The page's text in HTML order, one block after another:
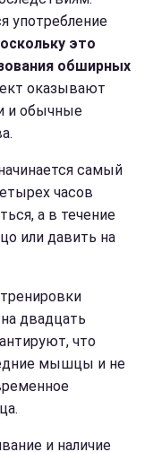
употребление
это
обширных
оказывают
и обычные
самый
часов
а в течение
или давить на
двадцать
что
мышцы и не
и наличие